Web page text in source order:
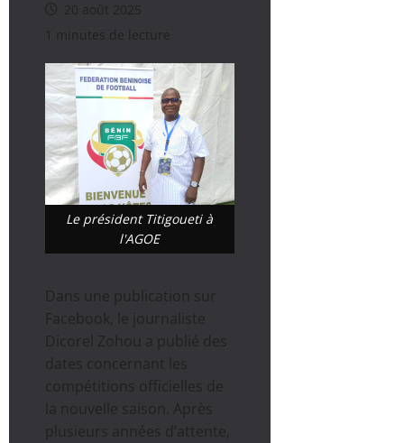
20 août 2025
1 minutes de lecture
Le président Titigoueti à
l'AGOE
Dans une publication sur
Facebook, le journaliste
Dicorel Zohou a publié des
dates concernant les
compétitions officielles de
la nouvelle saison. Après
plusieurs années d’attente,